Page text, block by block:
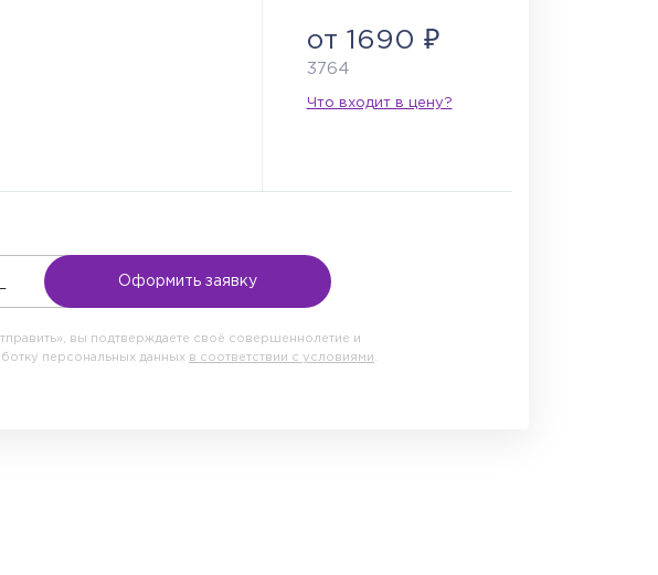
от 1690 ₽
3764
Что входит в цену?
Оформить заявку
вы подтверждаете своё совершеннолетие и
персональных данных в соответствии с условиями